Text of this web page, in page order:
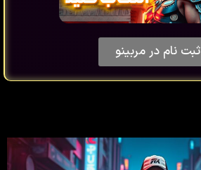
ثبت نام در مربینو